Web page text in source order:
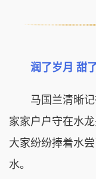
润了岁月 甜
马国兰清晰记
家家户户守在水
大家纷纷捧着水
水。